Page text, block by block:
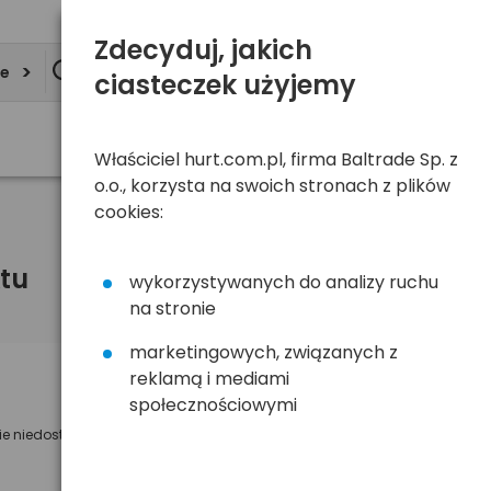
niedostępny
Powiadom mnie o dostępności
Zdecyduj, jakich
ciasteczek użyjemy
Właściciel hurt.com.pl, firma Baltrade Sp. z
o.o., korzysta na swoich stronach z plików
cookies:
wykorzystywanych do analizy ruchu
na stronie
marketingowych, związanych z
reklamą i mediami
społecznościowymi